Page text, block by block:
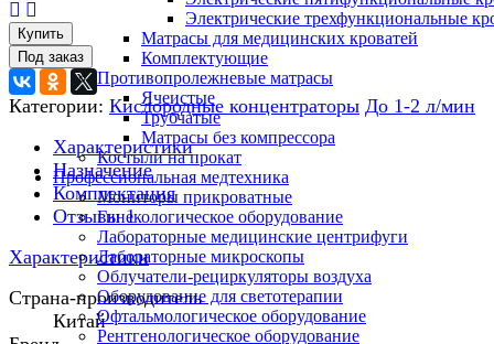
Электрические трехфункциональные
Матрасы для медицинских кроватей
Комплектующие
Противопролежневые матрасы
Ячеистые
Трубчатые
Матрасы без компрессора
Костыли на прокат
Профессиональная медтехника
Мониторы прикроватные
Гинекологическое оборудование
Лабораторные медицинские центрифуги
Лабораторные микроскопы
Облучатели-рециркуляторы воздуха
Оборудование для светотерапии
Офтальмологическое оборудование
Рентгенологическое оборудование
Купить
Категории: Кислородные концентраторы До 1-2 л/мин
Характеристики
Назначение
Комплектация
Отзывы1
Характеристики
Страна-производитель
Китай